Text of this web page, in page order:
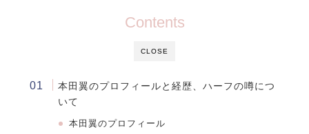
CLOSE
Contents
本田翼のプロフィールと経歴、ハーフの噂につ
いて
本田翼のプロフィール